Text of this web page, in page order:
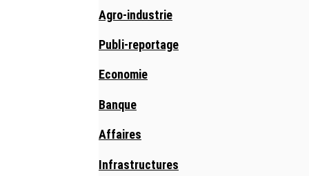
Agro-industrie
Publi-reportage
Economie
Banque
Affaires
Infrastructures